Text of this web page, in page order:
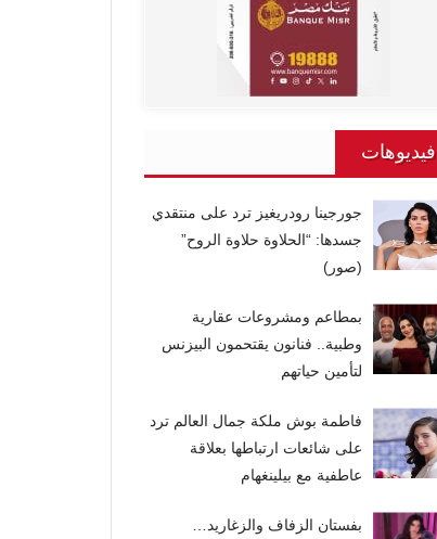
فيديوهات
جورجينا رودريغيز ترد على منتقدي
جسدها: “الحلاوة حلاوة الروح”
(صور)
بمطاعم ومشروعات عقارية
وطبية.. فنانون يقتحمون البيزنس
لتأمين حياتهم
فاطمة بوش ملكة جمال العالم ترد
على شائعات ارتباطها بعلاقة
عاطفية مع بيلينغهام
بفستان الزفاف والزغاريد…